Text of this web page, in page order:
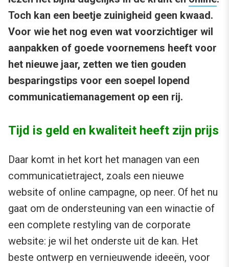
Toch kan een beetje zuinigheid geen kwaad.
Voor wie het nog even wat voorzichtiger wil
aanpakken of goede voornemens heeft voor
het nieuwe jaar, zetten we tien gouden
besparingstips voor een soepel lopend
communicatiemanagement op een rij.
Tijd is geld en kwaliteit heeft zijn prijs
Daar komt in het kort het managen van een
communicatietraject, zoals een nieuwe
website of online campagne, op neer. Of het nu
gaat om de ondersteuning van een winactie of
een complete restyling van de corporate
website: je wil het onderste uit de kan. Het
beste ontwerp en vernieuwende ideeën, voor